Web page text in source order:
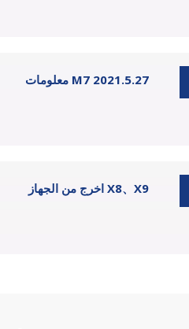
معلومات M7 2021.5.27
اخرج من الجهاز X8、X9